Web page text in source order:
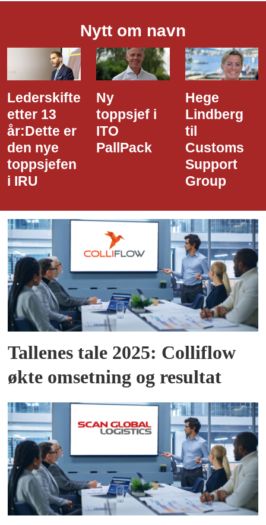
Nytt om navn
Ny
toppsjef i
ITO
PallPack
Hege
Lindberg
til
Customs
Dette er
den nye
i Narvik
Havn
Tallenes tale 2025: Colliflow
økte omsetning og resultat